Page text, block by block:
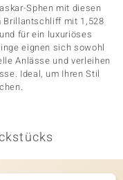
Sphen mit diesen
Brillantschliff mit 1,528
für ein luxuriöses
eignen sich sowohl
Anlässe und verleihen
Ideal, um Ihren Stil